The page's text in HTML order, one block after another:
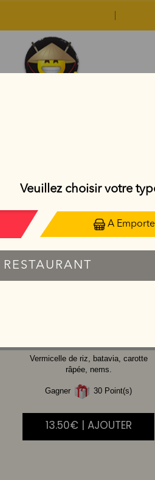
Vermicelle de riz, batavia, carotte
râpée, nems.
Gagner 30 Point(s)
13.50€ | AJOUTER